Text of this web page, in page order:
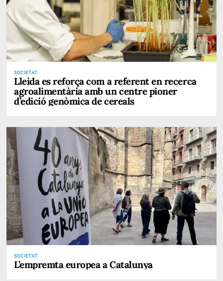
SOCIETAT
Lleida es reforça com a referent en recerca
agroalimentària amb un centre pioner
d’edició genòmica de cereals
SOCIETAT
L’empremta europea a Catalunya